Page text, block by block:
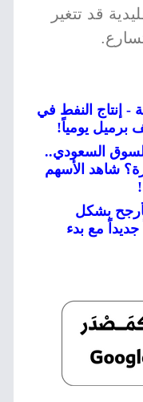
قد تتغير
- إنتاج النفط في
السعودي..
شاهد الأسهم
بشكل
مع بدء